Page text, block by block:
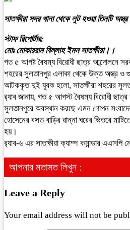
সাতক্ষীরা সদর থানা থেকে লুট হওয়া তিনটি
স্টাফ রিপোর্টার:
মোঃ মোকাররাম বিল্লাহ ইমন সাতক্ষীরা।।
গত ৫ আগষ্ট বৈষম্য বিরোধী ছাত্র আন্দোলনে
শহরের সুলতানপুর এলাকা থেকে উক্ত অস্ত্র
আটককৃত দুই যুবক হলো, সাতক্ষীরা শহরের
র‌্যাব জানায়, গত ৫ আগস্ট বৈষম্য বিরোধী
সুলতানপুরে অবস্থান করছে এমন গোপন
হোসেনের বসত বাড়ির রান্না ঘরের ভিতরে
হয়।
র‌্যাব-৬ এর সাতক্ষীরা ক্যাম্প কমান্ডার
আপনার মতামত লিখুন :
Leave a Reply
Your email address will not be